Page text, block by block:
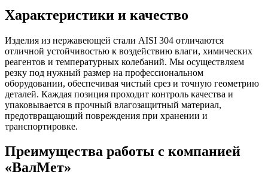
Характеристики и качество
Изделия из нержавеющей стали AISI 304 отличаются
отличной устойчивостью к воздействию влаги, химических
реагентов и температурных колебаний. Мы осуществляем
резку под нужный размер на профессиональном
оборудовании, обеспечивая чистый срез и точную геометрию
деталей. Каждая позиция проходит контроль качества и
упаковывается в прочный влагозащитный материал,
предотвращающий повреждения при хранении и
транспортировке.
Преимущества работы с компанией
«ВалМет»